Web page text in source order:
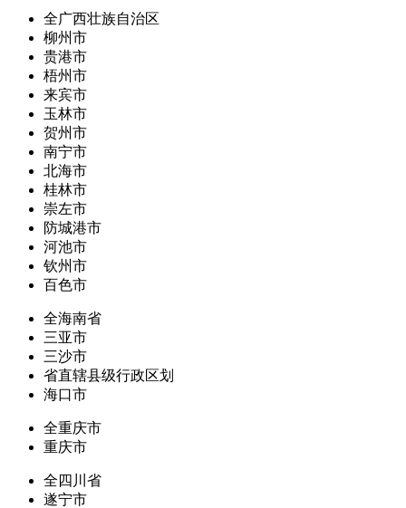
全广西壮族自治区
柳州市
贵港市
梧州市
来宾市
玉林市
贺州市
南宁市
北海市
桂林市
崇左市
防城港市
河池市
钦州市
百色市
全海南省
三亚市
三沙市
省直辖县级行政区划
海口市
全重庆市
重庆市
全四川省
遂宁市